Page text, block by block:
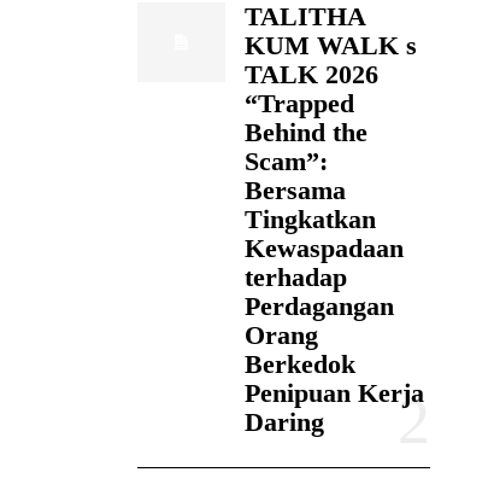
TALITHA
KUM WALK s
TALK 2026
“Trapped
Behind the
Scam”:
Bersama
Tingkatkan
Kewaspadaan
terhadap
Perdagangan
Orang
Berkedok
Penipuan Kerja
Daring